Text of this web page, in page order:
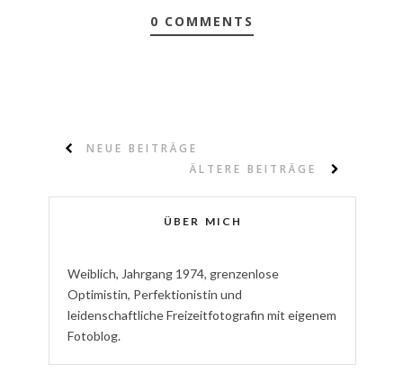
0 COMMENTS
NEUE BEITRÄGE
ÄLTERE BEITRÄGE
ÜBER MICH
Weiblich, Jahrgang 1974, grenzenlose
Optimistin, Perfektionistin und
leidenschaftlicheFreizeitfotografin mit eigenem
Fotoblog.